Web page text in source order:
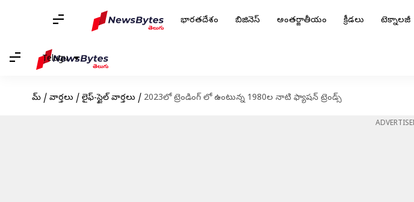
భారతదేశం బిజినెస్ అంతర్జాతీయం క్రీడలు టెక్నాలజీ
Telugu
హోమ్ / వార్తలు / లైఫ్-స్టైల్ వార్తలు / 2023లో ట్రెండింగ్ లో ఉంటున్న 1980ల నాటి ఫ్యాషన్ ట్రెండ్స్